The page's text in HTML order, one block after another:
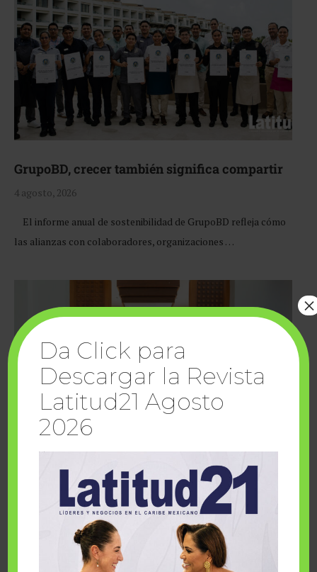
GrupoBD, crecer también significa compartir
4 agosto, 2026
El informe anual de sostenibilidad de GrupoBD refleja cómo
las alianzas con colaboradores, organizaciones …
Cuando la solidaridad inspira; cumplen
sueños Fairmont Mayakoba y Make-A-Wish
Da Click para
Descargar la Revista
Latitud21 Agosto
2026
×